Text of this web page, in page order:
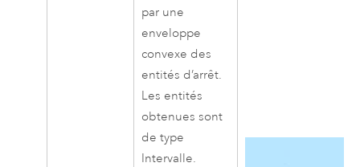
par une
enveloppe
convexe des
entités d’arrêt.
Les entités
obtenues sont
de type
Intervalle.